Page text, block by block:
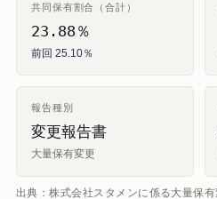
共同保有割合（合計）
23.88％
前回 25.10％
報告種別
変更報告書
大量保有変更
出典：株式会社スタメンに係る大量保